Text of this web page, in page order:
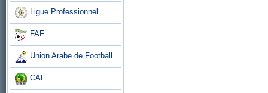
Ligue Professionnel
FAF
Union Arabe de Football
CAF